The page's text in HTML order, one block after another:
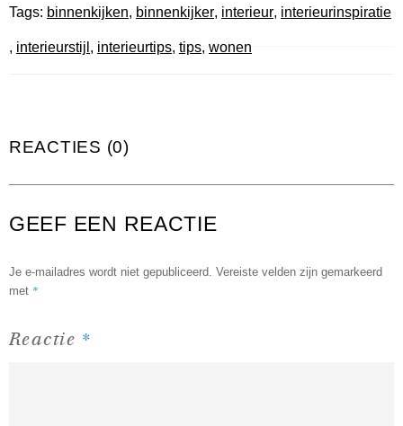
Tags: binnenkijken, binnenkijker, interieur, interieurinspiratie
, interieurstijl , interieurtips, tips, wonen
REACTIES (0)
GEEF EEN REACTIE
Je e-mailadres wordt niet gepubliceerd. Vereiste velden zijn gemarkeerd
met *
Reactie *